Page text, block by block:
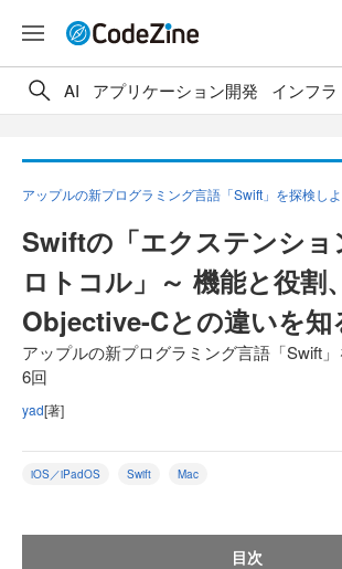
AI アプリケーション開発 インフラ
アップルの新プログラミング言語「Swift」を探検しよ
Swiftの「エクステンショ
ロトコル」～ 機能と役割、
Objective-Cとの違いを知
アップルの新プログラミング言語「Swift
6回
yad[著]
iOS／iPadOS Swift Mac
目次